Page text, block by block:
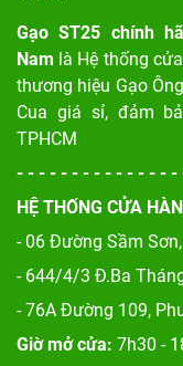
Gạo ST25 chính
Nam là Hệ thống
thương hiệu Gạo
Cua giá sỉ, đảm
TPHCM
- - - - - - - - - - - - - -
HỆ THỐNG CỬA
- 06 Đường Sầm
- 644/4/3 Đ.Ba
- 76A Đường 109,
Giờ mở cửa: 7h30 -